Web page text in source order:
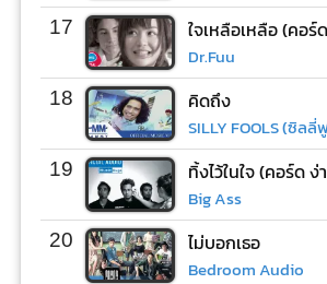
17 ใจเหลือเหลือ (คอร์
Dr.Fuu
18 คิดถึง
SILLY FOOLS (ซิลลี่
19 ทิ้งไว้ในใจ (คอร์ด ง่
Big Ass
20 ไม่บอกเธอ
Bedroom Audio